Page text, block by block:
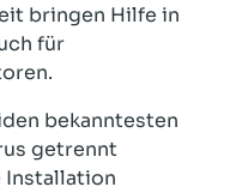
bringen Hilfe in
für
bekanntesten
getrennt
Installation